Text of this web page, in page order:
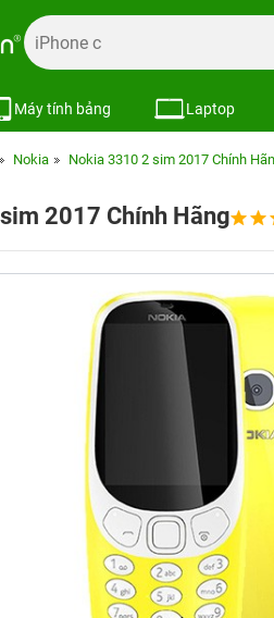
Máy tính bảng Laptop
Nokia Nokia 3310 2 sim 2017 Chính
2017 Chính Hãng